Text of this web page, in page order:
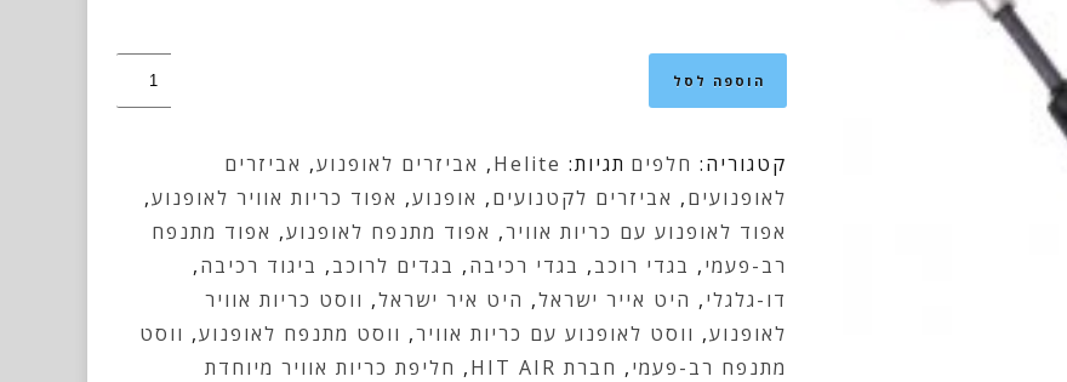
מנגנון
גז
הוספה לסל
קטגוריה: חלפים תגיות: Helite
, אביזרים לאופנוע, אביזרים
לאופנועים, אביזרים לקטנועים, אופנוע, אפוד כריות אוויר לאופנוע,
אפוד לאופנוע עם כריות אוויר, אפוד מתנפח לאופנוע, אפוד מתנפח
רב-פעמי, בגדי רוכב, בגדי רכיבה, בגדים לרוכב, ביגוד רכיבה,
דו-גלגלי, היט אייר ישראל, היט איר ישראל, ווסט כריות אוויר
לאופנוע, ווסט לאופנוע עם כריות אוויר, ווסט מתנפח לאופנוע, ווסט
מתנפח רב-פעמי, חברת HIT AIR , חליפת כריות אוויר מיוחדת